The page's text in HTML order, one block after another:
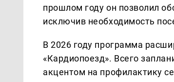
прошлом году он позволил
исключив необходимость
В 2026 году программа
«Кардиопоезд». Всего
акцентом на профилактику